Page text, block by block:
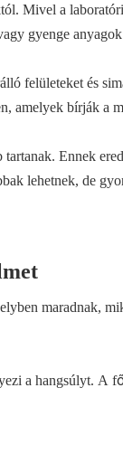
Mivel a
gyenge
felületeket és
amelyek bírják a
Ennek
lehetnek, de
maradnak,
a hangsúlyt. A